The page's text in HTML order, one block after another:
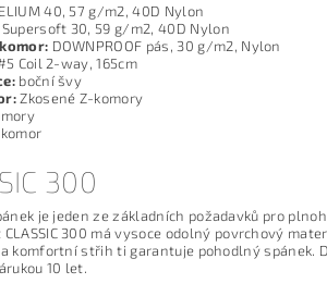
40, 57 g/m2, 40D Nylon
Supersoft 30, 59 g/m2, 40D Nylon
DOWNPROOF pás, 30 g/m2, Nylon
Coil 2-way, 165cm
boční švy
Zkosené Z-komory
300
je jeden ze základních požadavků pro
CLASSIC 300 má vysoce odolný povrchový
komfortní střih ti garantuje pohodlný spánek.
10 let.